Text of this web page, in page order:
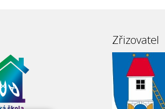
Zřizovatel